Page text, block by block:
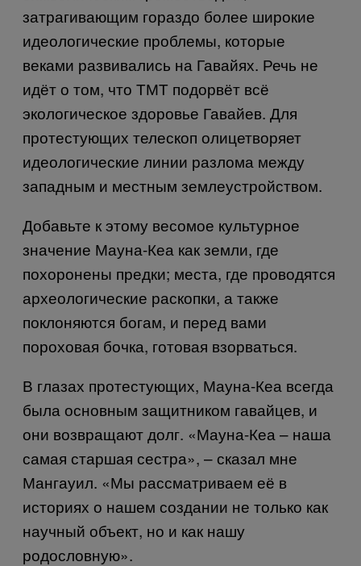
затрагивающим гораздо более широкие
идеологические проблемы, которые
веками развивались на Гавайях. Речь не
идёт о том, что ТМТ подорвёт всё
экологическое здоровье Гавайев. Для
протестующих телескоп олицетворяет
идеологические линии разлома между
западным и местным землеустройством.
Добавьте к этому весомое культурное
значение Мауна-Кеа как земли, где
похоронены предки; места, где проводятся
археологические раскопки, а также
поклоняются богам, и перед вами
пороховая бочка, готовая взорваться.
В глазах протестующих, Мауна-Кеа всегда
была основным защитником гавайцев, и
они возвращают долг. «Мауна-Кеа – наша
самая старшая сестра», – сказал мне
Мангауил. «Мы рассматриваем её в
историях о нашем создании не только как
научный объект, но и как нашу
родословную».